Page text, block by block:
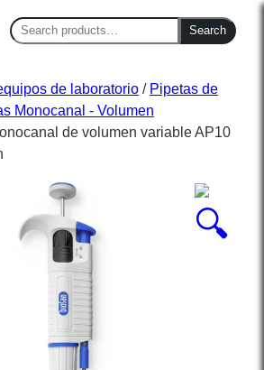
Search
for:
Search
de laboratorio / Pipetas de
Monocanal - Volumen
de volumen variable AP10